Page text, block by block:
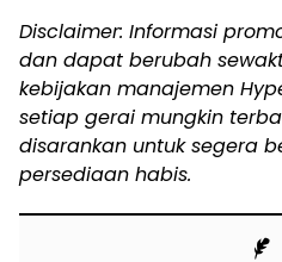
Disclaimer: Informasi
dan dapat berubah
kebijakan manajemen
setiap gerai mungkin
disarankan untuk segera
persediaan habis.